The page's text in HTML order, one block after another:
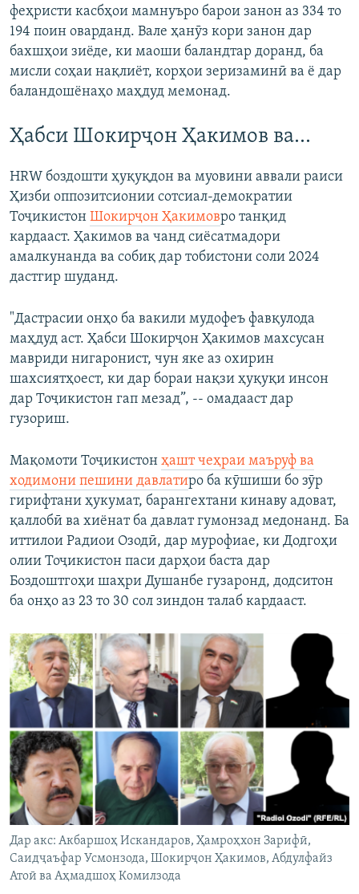
феҳристи касбҳои мамнуъро барои занон аз 334 то
194 поин оварданд. Вале ҳанӯз кори занон дар
бахшҳои зиёде, ки маоши баландтар доранд, ба
мисли соҳаи нақлиёт, корҳои зеризаминӣ ва ё дар
баландошёнаҳо маҳдуд мемонад.
Ҳабси Шокирҷон Ҳакимов ва…
HRW боздошти ҳуқуқдон ва муовини аввали раиси
Ҳизби оппозитсионии сотсиал-демократии
Тоҷикистон Шокирҷон Ҳакимовро танқид
кардааст. Ҳакимов ва чанд сиёсатмадори
амалкунанда ва собиқ дар тобистони соли 2024
дастгир шуданд.
"Дастрасии онҳо ба вакили мудофеъ фавқулода
маҳдуд аст. Ҳабси Шокирҷон Ҳакимов махсусан
мавриди нигаронист, чун яке аз охирин
шахсиятҳоест, ки дар бораи нақзи ҳуқуқи инсон
дар Тоҷикистон гап мезад”, -- омадааст дар
гузориш.
Мақомоти Тоҷикистон ҳашт чеҳраи маъруф ва
ходимони пешини давлатиро ба кӯшиши бо зӯр
гирифтани ҳукумат, барангехтани кинаву адоват,
қаллобӣ ва хиёнат ба давлат гумонзад медонанд. Ба
иттилои Радиои Озодӣ, дар мурофиае, ки Додгоҳи
олии Тоҷикистон паси дарҳои баста дар
Боздоштгоҳи шаҳри Душанбе гузаронд, додситон
ба онҳо аз 23 то 30 сол зиндон талаб кардааст.
Дар акс: Акбаршоҳ Искандаров, Ҳамроҳхон Зарифӣ,
Саидҷаъфар Усмонзода, Шокирҷон Ҳакимов, Абдулфайз
Атоӣ ва Аҳмадшоҳ Комилзода